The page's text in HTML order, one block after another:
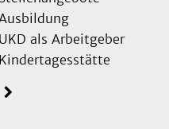
UKD als Arbeitgeber
Kindertagesstätte